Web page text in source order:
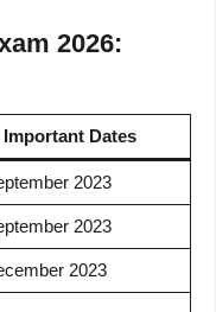
2026:
Important Dates
2023
2023
2023